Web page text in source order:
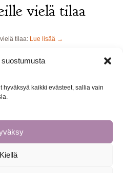
suostumusta
hyväksyä kaikki evästeet, sallia vain
Kiellä
vielä tilaa
tilaa: Lue lisää →